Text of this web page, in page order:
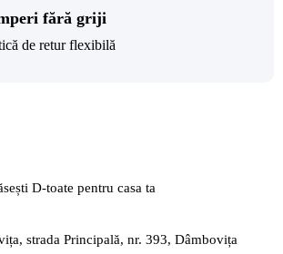
fără griji
de retur flexibilă
D-toate pentru casa ta
strada Principală, nr. 393, Dâmbovița